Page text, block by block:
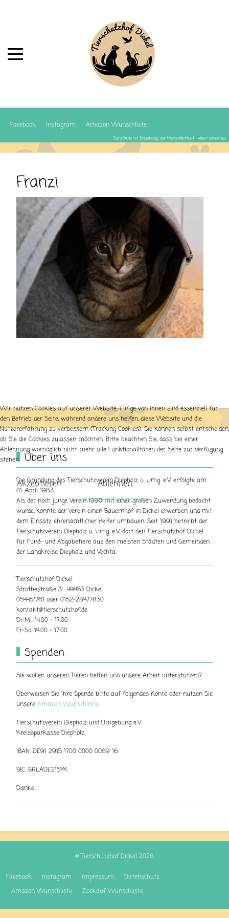
Facebook Instagram Amazon Wunschliste
Franzi
Über uns
Die Gründung des Tierschutzverein Diepholz u. Umg. e.V. erfolgte am
01. April 1983.
Als der noch junge Verein 1990 mit einer großen Zuwendung bedacht
wurde, konnte der Verein einen Bauernhof in Dickel erwerben und mit
dem Einsatz ehrenamtlicher Helfer umbauen. Seit 1991 betreibt der
Tierschutzverein Diepholz u. Umg. e.V. dort den Tierschutzhof Dickel
für Fund- und Abgabetiere aus den meisten Städten und Gemeinden
der Landkreise Diepholz und Vechta.
Tierschutzhof Dickel
Strothestraße 3 · 49453 Dickel
05445/761 oder 0152-28477830
kontakt@tierschutzhof.de
Di-Mi: 14.00 - 17.00
Fr-So: 14.00 - 17.00
Spenden
Sie wollen unseren Tieren helfen und unsere Arbeit unterstützen?
Überweisen Sie Ihre Spende bitte auf folgendes Konto oder nutzen Sie
unsere Amazon Wunschliste:
Tierschutzverein Diepholz und Umgebung e.V.
Kreissparkasse Diepholz
IBAN: DE91 2915 1700 0000 0069 16
BIC: BRLADE21SYK
Danke!
© Tierschutzhof Dickel 2026
Facebook Instagram Impressum
Datenschutz
Amazon Wunschliste
Zookauf Wunschliste
Wir nutzen Cookies auf unserer Website. Einige von ihnen sind essenziell für
den Betrieb der Seite, während andere uns helfen, diese Website und die
Nutzererfahrung zu verbessern (Tracking Cookies). Sie können selbst entscheiden,
ob Sie die Cookies zulassen möchten. Bitte beachten Sie, dass bei einer
Ablehnung womöglich nicht mehr alle Funktionalitäten der Seite zur Verfügung
stehen.
Akzeptieren Ablehnen
Weitere Informationen